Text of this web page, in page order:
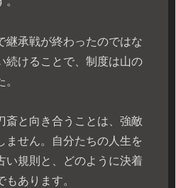
継承戦が終わったのではな
続けることで、制度は山の
斎と向き合うことは、強敵
ません。自分たちの人生を
い規則と、どのように決着
あります。